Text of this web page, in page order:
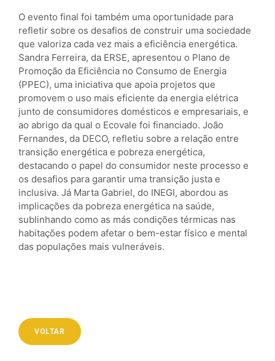
O evento final foi também uma oportunidade para
refletir sobre os desafios de construir uma sociedade
que valoriza cada vez mais a eficiência energética.
Sandra Ferreira, da ERSE, apresentou o Plano de
Promoção da Eficiência no Consumo de Energia
(PPEC), uma iniciativa que apoia projetos que
promovem o uso mais eficiente da energia elétrica
junto de consumidores domésticos e empresariais, e
ao abrigo da qual o Ecovale foi financiado. João
Fernandes, da DECO, refletiu sobre a relação entre
transição energética e pobreza energética,
destacando o papel do consumidor neste processo e
os desafios para garantir uma transição justa e
inclusiva. Já Marta Gabriel, do INEGI, abordou as
implicações da pobreza energética na saúde,
sublinhando como as más condições térmicas nas
habitações podem afetar o bem-estar físico e mental
das populações mais vulneráveis.
VOLTAR